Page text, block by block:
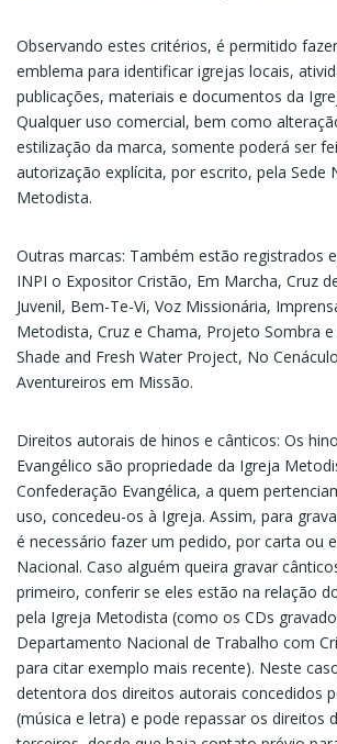
Observando estes critérios, é permitido
emblema para identificar igrejas locais,
publicações, materiais e documentos da
Qualquer uso comercial, bem como
estilização da marca, somente poderá ser
autorização explícita, por escrito, pela Sede
Metodista.
Outras marcas: Também estão registrados
INPI o Expositor Cristão, Em Marcha, Cruz
Juvenil, Bem-Te-Vi, Voz Missionária,
Metodista, Cruz e Chama, Projeto Sombra e
Shade and Fresh Water Project, No
Aventureiros em Missão.
Direitos autorais de hinos e cânticos: Os
Evangélico são propriedade da Igreja
Confederação Evangélica, a quem
uso, concedeu-os à Igreja. Assim, para
é necessário fazer um pedido, por carta ou
Nacional. Caso alguém queira gravar
primeiro, conferir se eles estão na relação
pela Igreja Metodista (como os CDs
Departamento Nacional de Trabalho com
para citar exemplo mais recente). Neste
detentora dos direitos autorais concedidos
(música e letra) e pode repassar os direitos